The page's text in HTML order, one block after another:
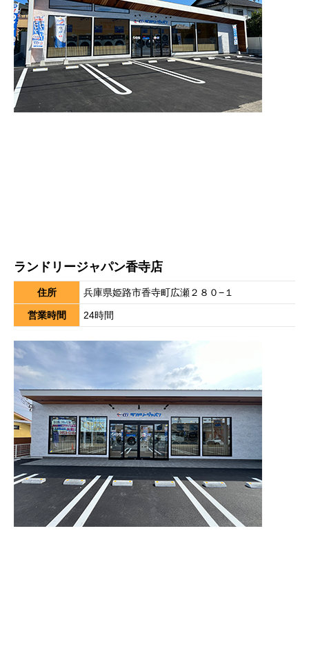
ランドリージャパン香寺店
住所 兵庫県姫路市香寺町広瀬２８０−１
営業時間 24時間